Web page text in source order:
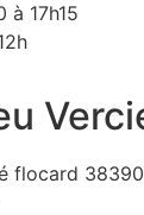
à 17h15
flocard 38390